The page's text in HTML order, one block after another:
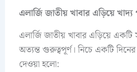
এলার্জি জাতীয় খাবার এড়িয়ে খাদ্য
এলার্জি জাতীয় খাবার এড়িয়ে একটি
অত্যন্ত গুরুত্বপূর্ণ। নিচে একটি দিনের
দেওয়া হলো: